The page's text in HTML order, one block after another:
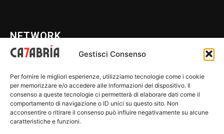
Gestisci Consenso
Per fornire le migliori esperienze, utilizziamo tecnologie come i cookie
per memorizzare e/o accedere alle informazioni del dispositivo. Il
consenso a queste tecnologie ci permetterà di elaborare dati come il
comportamento di navigazione o ID unici su questo sito. Non
acconsentire o ritirare il consenso può influire negativamente su alcune
caratteristiche e funzioni.
NETWORK
WE CALABRIA
C7 PLAY
MIX ZONE